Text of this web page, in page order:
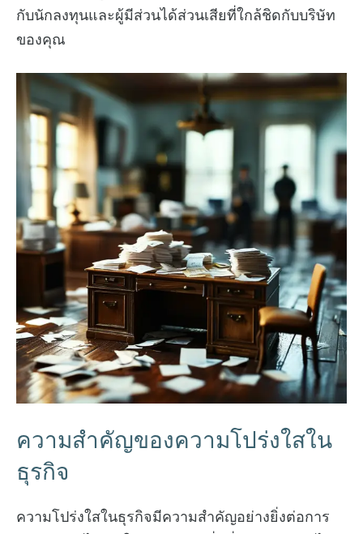
กับนักลงทุนและผู้มีส่วนได้ส่วนเสียที่ใกล้ชิดกับบริษัท
ของคุณ
ความสำคัญของความโปร่งใสใน
ธุรกิจ
ความโปร่งใสในธุรกิจมีความสำคัญอย่างยิ่งต่อการ